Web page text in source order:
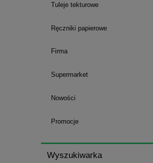
Tuleje tekturowe
Ręczniki papierowe
Firma
Supermarket
Nowości
Promocje
Wyszukiwarka